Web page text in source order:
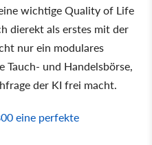
wichtige Quality of Life
dierekt als erstes mit der
nur ein modulares
Tauch- und Handelsbörse,
der KI frei macht.
eine perfekte